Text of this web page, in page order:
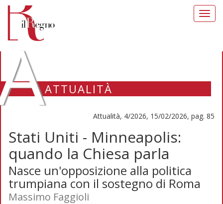
ATTUALITÀ
Attualità, 4/2026, 15/02/2026, pag. 85
Stati Uniti - Minneapolis:
quando la Chiesa parla
Nasce un'opposizione alla politica
trumpiana con il sostegno di Roma
Massimo Faggioli